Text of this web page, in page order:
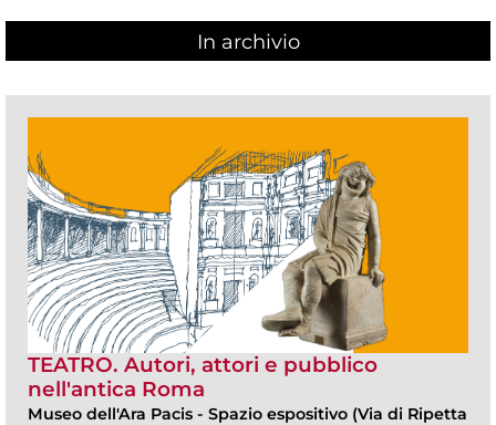
In archivio
TEATRO. Autori, attori e pubblico
nell'antica Roma
Museo dell'Ara Pacis - Spazio espositivo (Via di Ripetta